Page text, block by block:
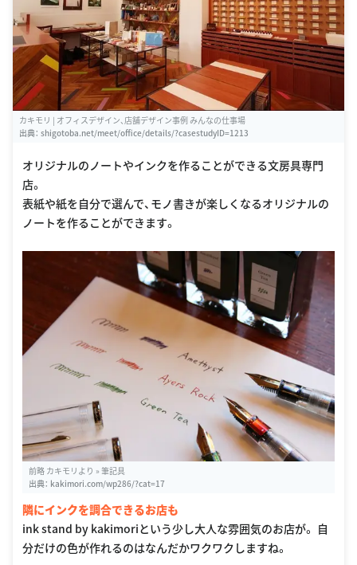
カキモリ | オフィスデザイン、店舗デザイン事例 みんなの仕事場
出典： shigotoba.net/meet/office/details/?casestudyID=1213
オリジナルのノートやインクを作ることができる文房具専門
店。
表紙や紙を自分で選んで、モノ書きが楽しくなるオリジナルの
ノートを作ることができます。
前略 カキモリより » 筆記具
出典： kakimori.com/wp286/?cat=17
隣にインクを調合できるお店も
ink stand by kakimoriという少し大人な雰囲気のお店が。 自
分だけの色が作れるのはなんだかワクワクしますね。